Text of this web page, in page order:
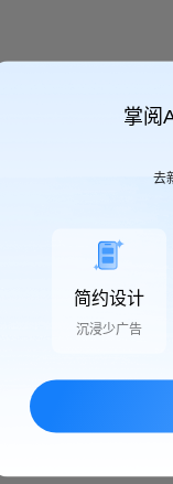
掌阅
去
简约设计
沉浸少广告